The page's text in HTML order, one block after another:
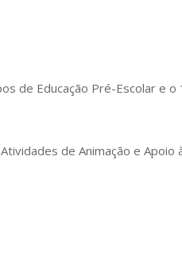
de Educação Pré-Escolar e o
de Animação e Apoio